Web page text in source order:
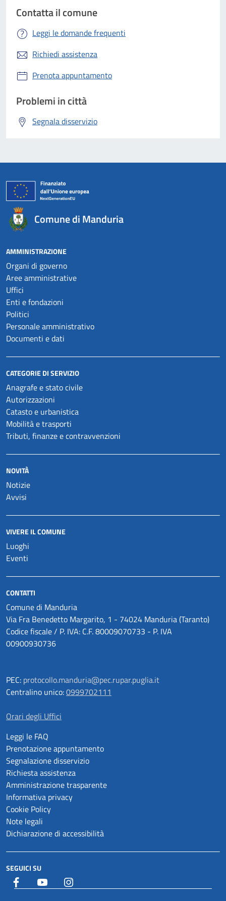
Contatta il comune
Leggi le domande frequenti
Richiedi assistenza
Prenota appuntamento
Problemi in città
Segnala disservizio
Comune di Manduria
AMMINISTRAZIONE
Organi di governo
Aree amministrative
Uffici
Enti e fondazioni
Politici
Personale amministrativo
Documenti e dati
CATEGORIE DI SERVIZIO
Anagrafe e stato civile
Autorizzazioni
Catasto e urbanistica
Mobilità e trasporti
Tributi, finanze e contravvenzioni
NOVITÀ
Notizie
Avvisi
VIVERE IL COMUNE
Luoghi
Eventi
CONTATTI
Comune di Manduria
Via Fra Benedetto Margarito, 1 - 74024 Manduria (Taranto)
Codice fiscale / P. IVA: C.F. 80009070733 - P. IVA
00900930736
PEC: protocollo.manduria@pec.rupar.puglia.it
Centralino unico:0999702111
Orari degli Uffici
Leggi le FAQ
Prenotazione appuntamento
Segnalazione disservizio
Richiesta assistenza
Amministrazione trasparente
Informativa privacy
Cookie Policy
Note legali
Dichiarazione di accessibilità
SEGUICI SU
Facebook YouTube